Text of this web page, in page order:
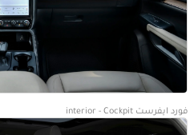
فورد ايفرست interior - Cockpit